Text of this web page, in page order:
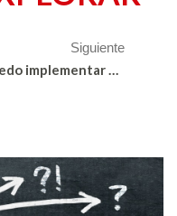
Siguiente
¿Puedo implementar un CRM en poco tiempo?